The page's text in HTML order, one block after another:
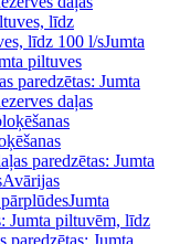
līdz
līdz 100 l/sJumta
piltuves
paredzētas: Jumta
daļas
paredzētas: Jumta
Avārijas
Jumta
Jumta piltuvēm, līdz
paredzētas: Jumta